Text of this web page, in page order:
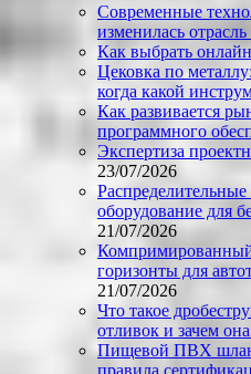
Современные
изменилась
Как выбрать
Цековка по
когда какой
Как развивается
программного
Экспертиза
23/07/2026
оборудование для
21/07/2026
горизонты для
21/07/2026
Что такое
отливок и зачем
Пищевой ПВХ
правила